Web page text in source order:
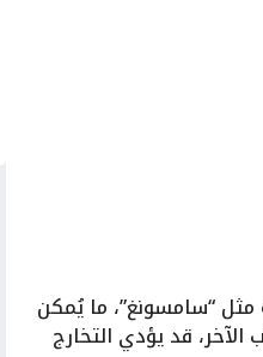
“سامسونغ”، ما يُمكن
قد يؤدي التخارج